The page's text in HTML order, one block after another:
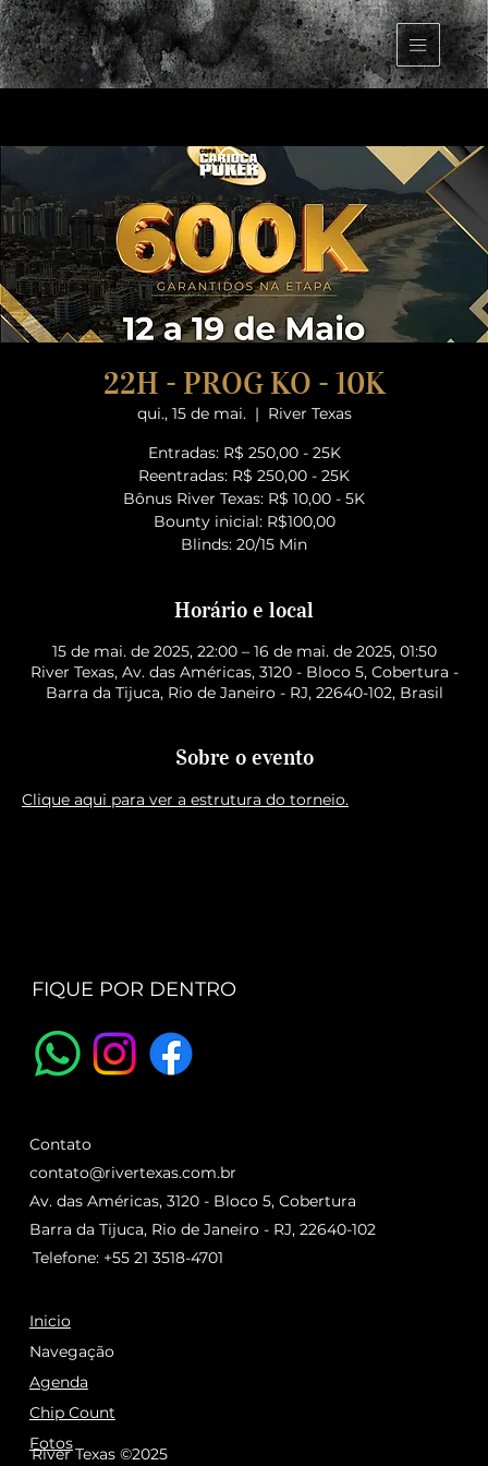
22H - PROG KO - 10K
qui., 15 de mai.
  |
River Texas
Entradas: R$ 250,00 - 25K
Reentradas: R$ 250,00 - 25K
Bônus River Texas: R$ 10,00 - 5K
Bounty inicial: R$100,00
Blinds: 20/15 Min
Horário e local
15 de mai. de 2025, 22:00 – 16 de mai. de 2025, 01:50
River Texas, Av. das Américas, 3120 - Bloco 5, Cobertura -
Barra da Tijuca, Rio de Janeiro - RJ, 22640-102, Brasil
Sobre o evento
Clique aqui para ver a estrutura do torneio.
FIQUE POR DENTRO
Inicio
Agenda
Chip Count
Navegação
Fotos
River Texas ©2025
Contato
contato@rivertexas.com.br
Telefone: +55 21 3518-4701
Av. das Américas, 3120 - Bloco 5, Cobertura
Barra da Tijuca, Rio de Janeiro - RJ, 22640-102